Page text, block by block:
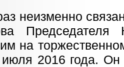
неизменно
на
2016 года. Он